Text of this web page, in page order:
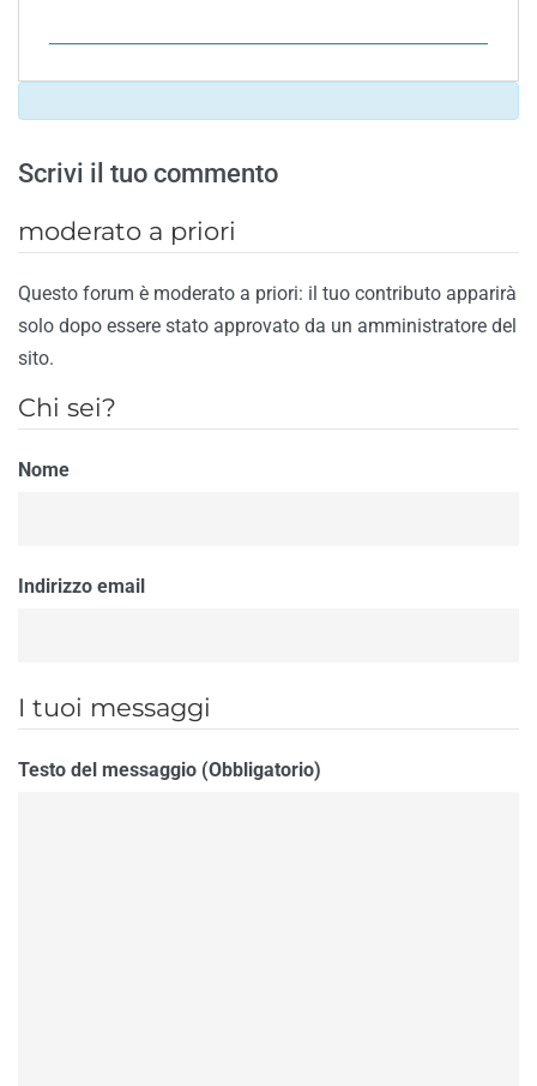
Scrivi il tuo commento
moderato a priori
Questo forum è moderato a priori: il tuo contributo apparirà
solo dopo essere stato approvato da un amministratore del
sito.
Chi sei?
Nome
Indirizzo email
I tuoi messaggi
Testo del messaggio (Obbligatorio)